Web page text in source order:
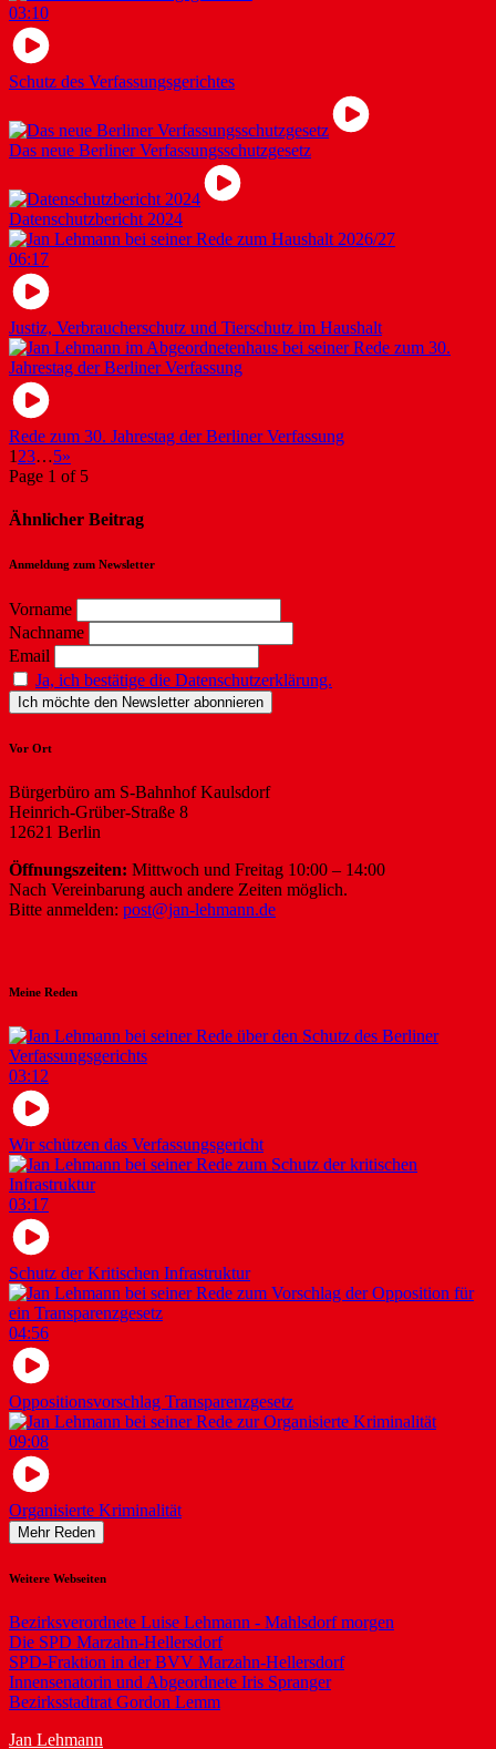
03:10
Schutz des Verfassungsgerichtes
Das neue Berliner Verfassungsschutzgesetz
Datenschutzbericht 2024
06:17
Justiz, Verbraucherschutz und Tierschutz im Haushalt
Rede zum 30. Jahrestag der Berliner Verfassung
1 23…5»
Page 1 of 5
Ähnlicher Beitrag
Anmeldung zum Newsletter
Vorname
Nachname
Email
Ja, ich bestätige die Datenschutzerklärung.
Vor Ort
Bürgerbüro am S-Bahnhof Kaulsdorf
Heinrich-Grüber-Straße 8
12621 Berlin
Öffnungszeiten: Mittwoch und Freitag 10:00 – 14:00
Nach Vereinbarung auch andere Zeiten möglich.
Bitte anmelden: post@jan-lehmann.de
Meine Reden
03:12
Wir schützen das Verfassungsgericht
03:17
Schutz der Kritischen Infrastruktur
04:56
Oppositionsvorschlag Transparenzgesetz
09:08
Organisierte Kriminalität
Mehr Reden
Weitere Webseiten
Bezirksverordnete Luise Lehmann - Mahlsdorf morgen
Die SPD Marzahn-Hellersdorf
SPD-Fraktion in der BVV Marzahn-Hellersdorf
Innensenatorin und Abgeordnete Iris Spranger
Bezirksstadtrat Gordon Lemm
Jan Lehmann